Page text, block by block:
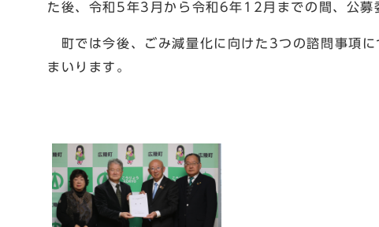
た後、令和5年3月から令和6年12月までの間、公
町では今後、ごみ減量化に向けた3つの諮問事項
まいります。